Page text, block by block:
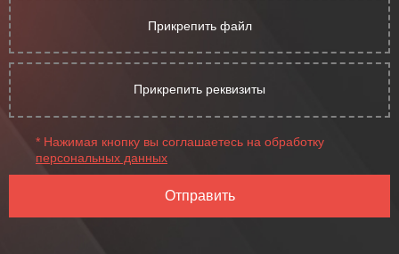
Прикрепить файл
Прикрепить реквизиты
* Нажимая кнопку вы соглашаетесь на обработку
персональных данных
Отправить